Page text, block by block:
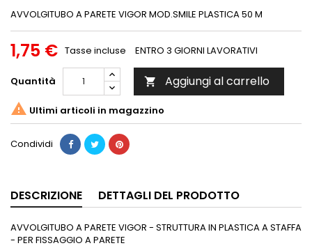
AVVOLGITUBO A PARETE VIGOR MOD.SMILE PLASTICA 50 M
1,75 € Tasse incluse ENTRO 3 GIORNI LAVORATIVI
Quantità  Aggiungi al carrello
 Ultimi articoli in magazzino
Condividi
DESCRIZIONE DETTAGLI DEL PRODOTTO
AVVOLGITUBO A PARETE VIGOR - STRUTTURA IN PLASTICA A STAFFA
- PER FISSAGGIO A PARETE